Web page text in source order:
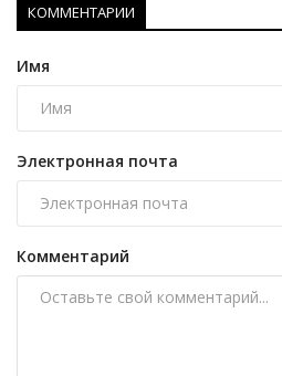
КОММЕНТАРИИ
Имя
Электронная почта
Комментарий